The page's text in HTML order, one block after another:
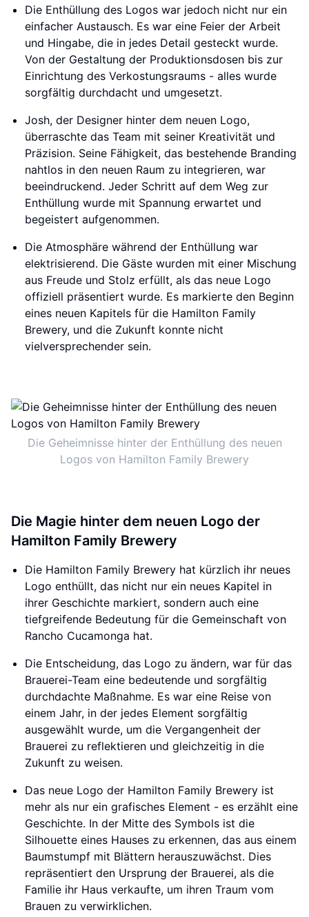
Die Enthüllung des Logos war jedoch nicht nur ein
einfacher Austausch. Es war eine Feier der Arbeit
und Hingabe, die in jedes Detail gesteckt wurde.
Von der Gestaltung der Produktionsdosen bis zur
Einrichtung des Verkostungsraums - alles wurde
sorgfältig durchdacht und umgesetzt.
Josh, der Designer hinter dem neuen Logo,
überraschte das Team mit seiner Kreativität und
Präzision. Seine Fähigkeit, das bestehende Branding
nahtlos in den neuen Raum zu integrieren, war
beeindruckend. Jeder Schritt auf dem Weg zur
Enthüllung wurde mit Spannung erwartet und
begeistert aufgenommen.
Die Atmosphäre während der Enthüllung war
elektrisierend. Die Gäste wurden mit einer Mischung
aus Freude und Stolz erfüllt, als das neue Logo
offiziell präsentiert wurde. Es markierte den Beginn
eines neuen Kapitels für die Hamilton Family
Brewery, und die Zukunft konnte nicht
vielversprechender sein.
Die Geheimnisse hinter der Enthüllung des neuen
Logos von Hamilton Family Brewery
Die Magie hinter dem neuen Logo der
Hamilton Family Brewery
Die Hamilton Family Brewery hat kürzlich ihr neues
Logo enthüllt, das nicht nur ein neues Kapitel in
ihrer Geschichte markiert, sondern auch eine
tiefgreifende Bedeutung für die Gemeinschaft von
Rancho Cucamonga hat.
Die Entscheidung, das Logo zu ändern, war für das
Brauerei-Team eine bedeutende und sorgfältig
durchdachte Maßnahme. Es war eine Reise von
einem Jahr, in der jedes Element sorgfältig
ausgewählt wurde, um die Vergangenheit der
Brauerei zu reflektieren und gleichzeitig in die
Zukunft zu weisen.
Das neue Logo der Hamilton Family Brewery ist
mehr als nur ein grafisches Element - es erzählt eine
Geschichte. In der Mitte des Symbols ist die
Silhouette eines Hauses zu erkennen, das aus einem
Baumstumpf mit Blättern herauszuwächst. Dies
repräsentiert den Ursprung der Brauerei, als die
Familie ihr Haus verkaufte, um ihren Traum vom
Brauen zu verwirklichen.